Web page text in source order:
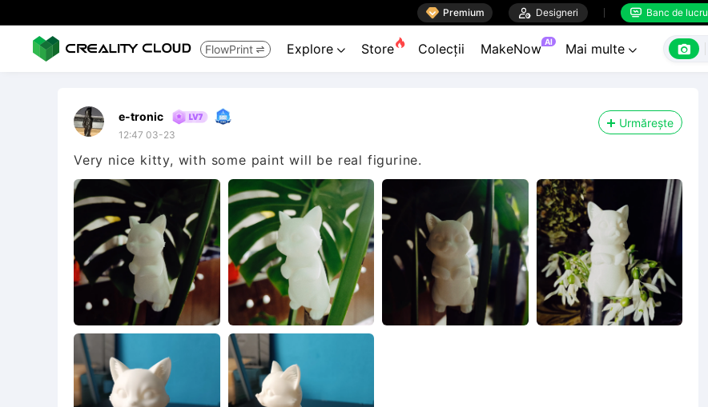
 Premium  Designeri  Banc de lucru
FlowPrint  Explore  Store Colecții MakeNow AI Mai multe  
e-tronic
12:47 03-23
Urmărește
Very nice kitty, with some paint will be real figurine.